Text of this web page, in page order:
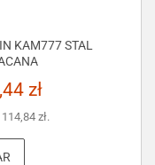
KAM777 STAL
zł
114,84 zł.